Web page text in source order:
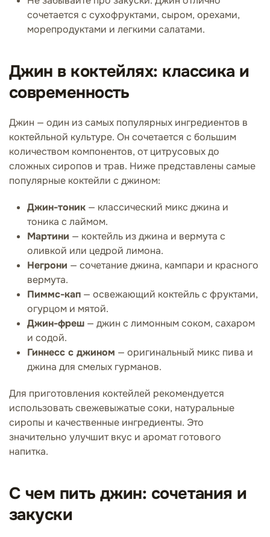
сочетается с сухофруктами, сыром, орехами,
морепродуктами и легкими салатами.
Джин в коктейлях: классика и
современность
Джин — один из самых популярных ингредиентов в
коктейльной культуре. Он сочетается с большим
количеством компонентов, от цитрусовых до
сложных сиропов и трав. Ниже представлены самые
популярные коктейли с джином:
Джин-тоник — классический микс джина и
тоника с лаймом.
Мартини — коктейль из джина и вермута с
оливкой или цедрой лимона.
Негрони — сочетание джина, кампари и красного
вермута.
Пиммс-кап — освежающий коктейль с фруктами,
огурцом и мятой.
Джин-фреш — джин с лимонным соком, сахаром
и содой.
Гиннесс с джином — оригинальный микс пива и
джина для смелых гурманов.
Для приготовления коктейлей рекомендуется
использовать свежевыжатые соки, натуральные
сиропы и качественные ингредиенты. Это
значительно улучшит вкус и аромат готового
напитка.
С чем пить джин: сочетания и
закуски